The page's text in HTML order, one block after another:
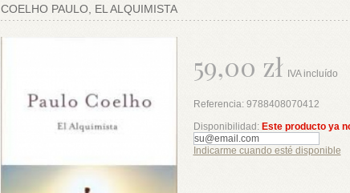
COELHO PAULO, EL ALQUIMISTA
59,00 zł IVA incluído
Referencia: 9788408070412
Disponibilidad: Este producto ya
Indicarme cuando esté disponible